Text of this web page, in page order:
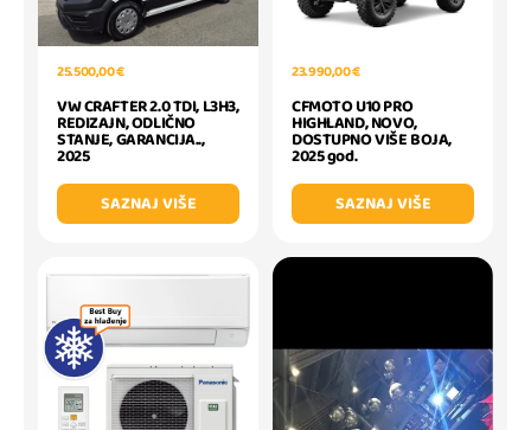
25.500,00 €
VW CRAFTER 2.0 TDI, L3H3,
REDIZAJN, ODLIČNO
STANJE, GARANCIJA..,
2025
SAZNAJ VIŠE
23.990,00 €
CFMOTO U10 PRO
HIGHLAND, NOVO,
DOSTUPNO VIŠE BOJA,
2025 god.
SAZNAJ VIŠE